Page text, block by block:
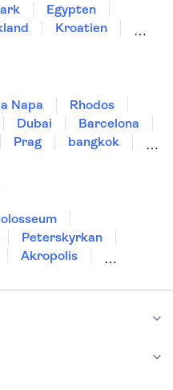
Egypten
Kroatien
Napa
Rhodos
Dubai
Barcelona
Prag
bangkok
Peterskyrkan
Akropolis
Alcatraz